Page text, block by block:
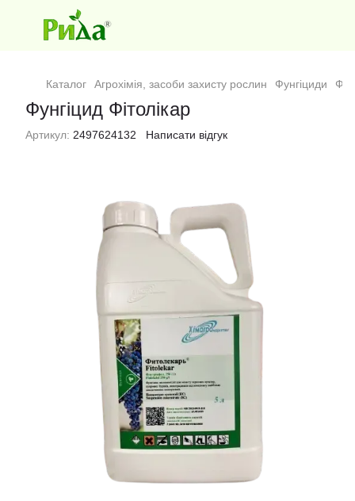
Каталог Агрохімія, засоби захисту рослин Фунгіциди
Фунгіцид Фітолікар
Артикул: 2497624132 Написати відгук